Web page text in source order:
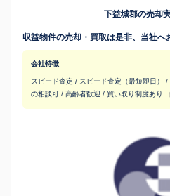
下益城郡の売却
収益物件の売却・買取は是非、当社へ
会社特徴
スピード査定 / スピード査定（最短即日）
の相談可 / 高齢者歓迎 / 買い取り制度あり